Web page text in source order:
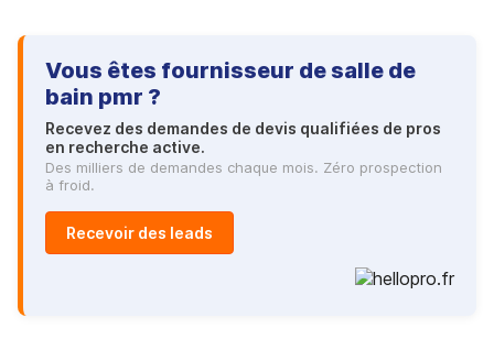
Vous êtes fournisseur de salle de
bain pmr ?
Recevez des demandes de devis qualifiées de pros
en recherche active.
Des milliers de demandes chaque mois. Zéro prospection
à froid.
Recevoir des leads